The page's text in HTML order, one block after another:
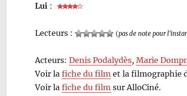
Lui :
Lecteurs : (pas de note pour
Acteurs:Denis Podalydès,Marie
Voir lafiche du film et la filmographie
Voir lafiche du film sur AlloCiné.